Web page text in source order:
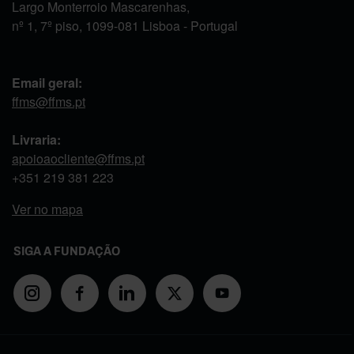
Largo Monterroio Mascarenhas,
nº 1, 7º piso, 1099-081 Lisboa - Portugal
Email geral:
ffms@ffms.pt
Livraria:
apoioaocliente@ffms.pt
+351 219 381 223
Ver no mapa
SIGA A FUNDAÇÃO